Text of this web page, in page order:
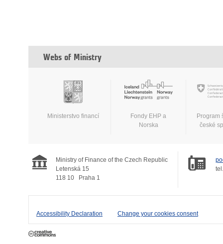
Webs of Ministry
Ministerstvo financí
Fondy EHP a
Norska
Program
české
Ministry of Finance of the Czech Republic
Letenská 15
118 10
Praha 1
Accessibility Declaration Change your cookies consent